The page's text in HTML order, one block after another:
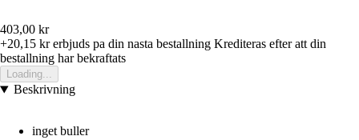
403,00 kr
+20,15 krerbjuds pa din nasta bestallning Krediteras efter att din
bestallning har bekraftats
Loading...
Beskrivning
inget buller